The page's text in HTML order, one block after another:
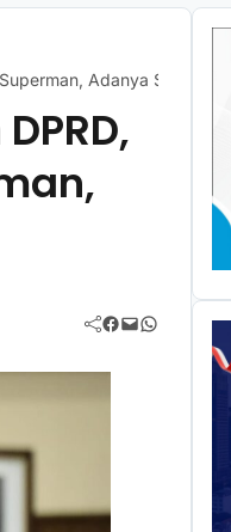
Adanya Superteam
Facebook Mail WhatsApp